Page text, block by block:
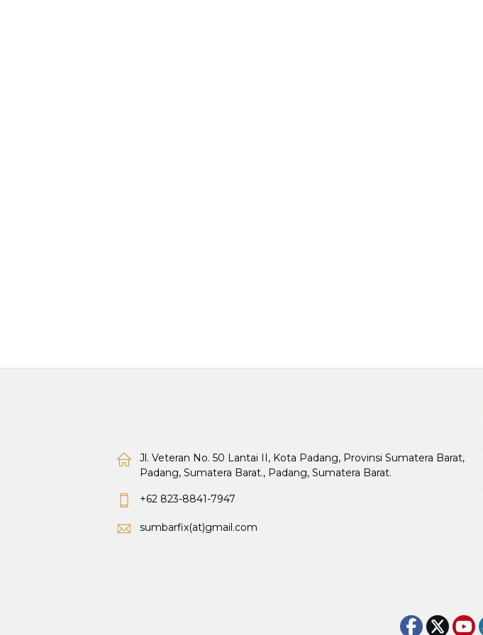
Jl. Veteran No. 50 Lantai II, Kota Padang, Provinsi Sumatera Barat,
Padang, Sumatera Barat., Padang, Sumatera Barat.
+62 823-8841-7947
sumbarfix(at)gmail.com